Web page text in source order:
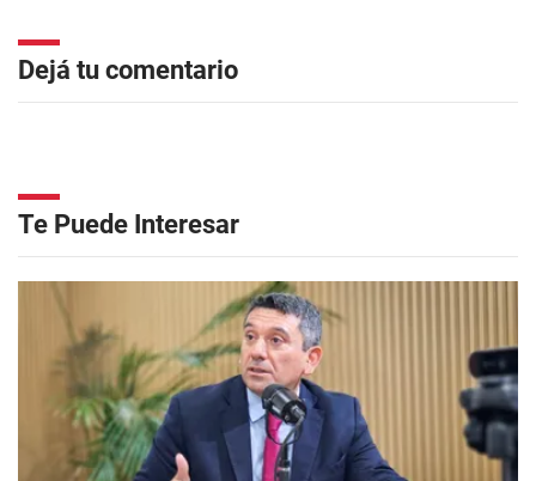
Dejá tu comentario
Te Puede Interesar